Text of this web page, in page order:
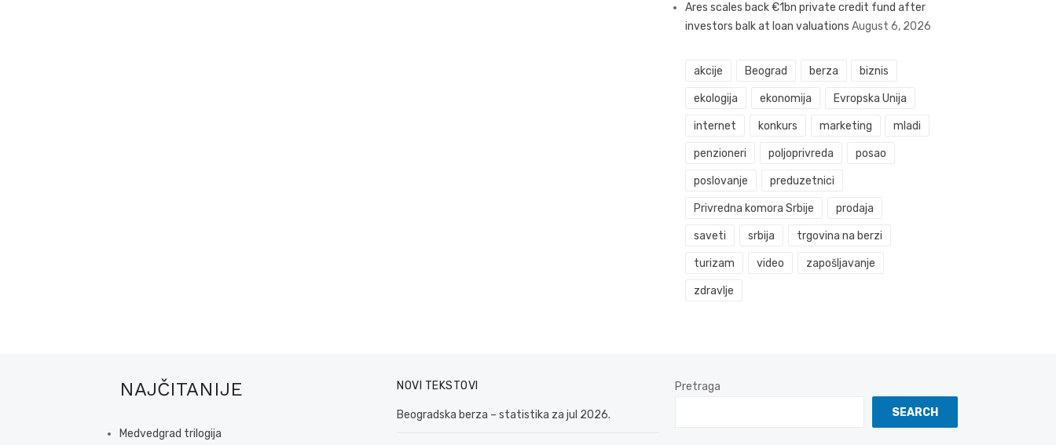
Ares scales back €1bn private credit fund after
investors balk at loan valuations August 6, 2026
akcije Beograd berza biznis
ekologija ekonomija Evropska Unija
internet konkurs marketing mladi
penzioneri poljoprivreda posao
poslovanje preduzetnici
Privredna komora Srbije prodaja
saveti srbija trgovina na berzi
turizam video zapošljavanje
zdravlje
NAJČITANIJE
Medvedgrad trilogija
NOVI TEKSTOVI
Beogradska berza – statistika za jul 2026.
Pretraga
SEARCH